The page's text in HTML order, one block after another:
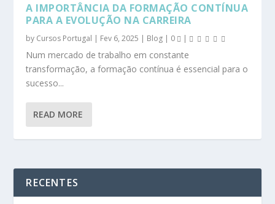
A IMPORTÂNCIA DA FORMAÇÃO CONTÍNUA
PARA A EVOLUÇÃO NA CARREIRA
by Cursos Portugal | Fev 6, 2025 | Blog | 0 |
Num mercado de trabalho em constante
transformação, a formação contínua é essencial para o
sucesso...
READ MORE
RECENTES